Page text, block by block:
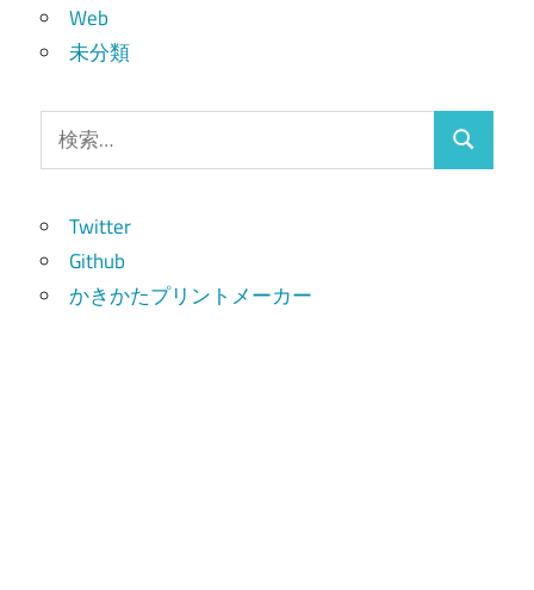
Web
未分類
索:
検
Twitter
Github
かきかたプリントメーカー